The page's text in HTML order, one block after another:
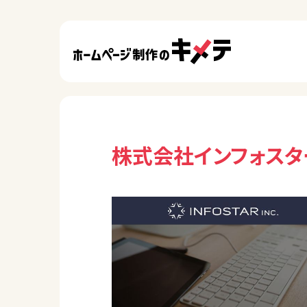
株式会社インフォス